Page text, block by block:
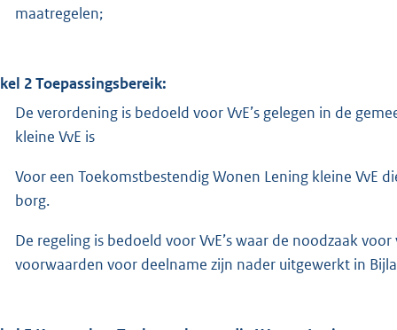
maatregelen;
2 Toepassingsbereik:
De verordening is bedoeld voor VvE’s gelegen in de
kleine VvE is
Voor een Toekomstbestendig Wonen Lening kleine VvE
borg.
De regeling is bedoeld voor VvE’s waar de noodzaak
voorwaarden voor deelname zijn nader uitgewerkt in